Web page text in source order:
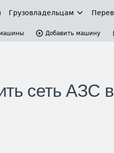
Грузовладельцам
Добавить машину
сеть АЗС